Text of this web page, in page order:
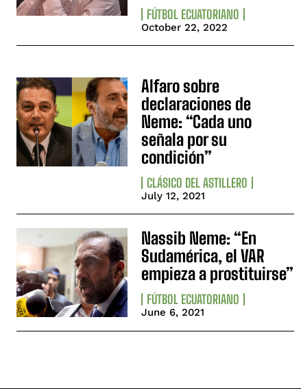
FÚTBOL ECUATORIANO
October 22, 2022
Alfaro sobre
declaraciones de
Neme: “Cada uno
señala por su
condición”
CLÁSICO DEL ASTILLERO
July 12, 2021
Nassib Neme: “En
Sudamérica, el VAR
empieza a prostituirse”
FÚTBOL ECUATORIANO
June 6, 2021